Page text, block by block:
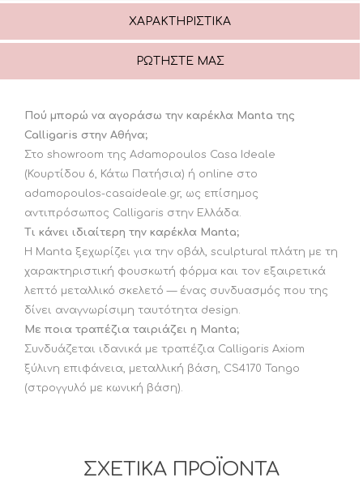
ΧΑΡΑΚΤΗΡΙΣΤΙΚΆ
ΡΩΤΉΣΤΕ ΜΑΣ
Πού μπορώ να αγοράσω την καρέκλα Manta της
Calligaris στην Αθήνα;
Στο showroom της Adamopoulos Casa Ideale
(Κουρτίδου 6, Κάτω Πατήσια) ή online στο
adamopoulos-casaideale.gr, ως επίσημος
αντιπρόσωπος Calligaris στην Ελλάδα.
Τι κάνει ιδιαίτερη την καρέκλα Manta;
Η Manta ξεχωρίζει για την οβάλ, sculptural πλάτη με τη
χαρακτηριστική φουσκωτή φόρμα και τον εξαιρετικά
λεπτό μεταλλικό σκελετό — ένας συνδυασμός που της
δίνει αναγνωρίσιμη ταυτότητα design.
Με ποια τραπέζια ταιριάζει η Manta;
Συνδυάζεται ιδανικά με τραπέζια Calligaris Axiom
ξύλινη επιφάνεια, μεταλλική βάση, CS4170 Tango
(στρογγυλό με κωνική βάση).
ΣΧΕΤΙΚΆ ΠΡΟΪΌΝΤΑ